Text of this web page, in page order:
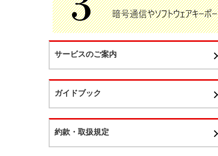
サービスのご案内
ガイドブック
約款・取扱規定